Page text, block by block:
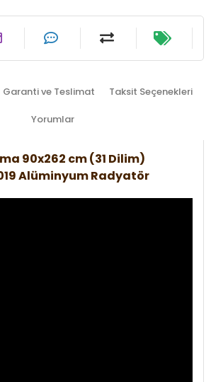
Garanti ve Teslimat Taksit Seçenekleri
Yorumlar
90x262 cm (31 Dilim)
Alüminyum Radyatör